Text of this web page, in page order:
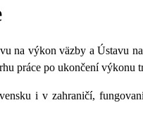
na výkon väzby a Ústavu
práce po ukončení výkonu
i v zahraničí,